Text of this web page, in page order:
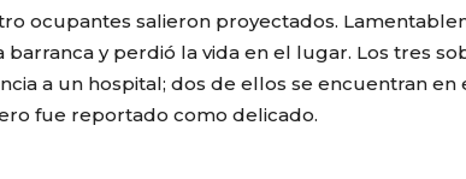
ocupantes salieron proyectados.
y perdió la vida en el lugar. Los tres
a un hospital; dos de ellos se encuentran en
fue reportado como delicado.